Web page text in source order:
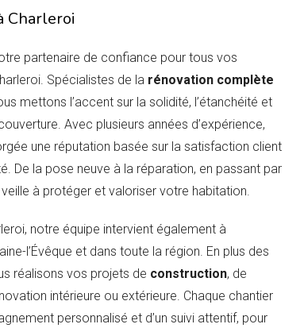
Charleroi
partenaire de confiance pour tous vos
Spécialistes de la rénovation complète
mettons l’accent sur la solidité, l’étanchéité et
Avec plusieurs années d’expérience,
une réputation basée sur la satisfaction client
De la pose neuve à la réparation, en passant par
veille à protéger et valoriser votre habitation.
notre équipe intervient également à
l’Évêque et dans toute la région. En plus des
réalisons vos projets de construction, de
intérieure ou extérieure. Chaque chantier
personnalisé et d’un suivi attentif, pour